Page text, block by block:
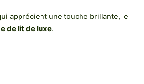
apprécient une touche brillante, le
de lit de luxe.